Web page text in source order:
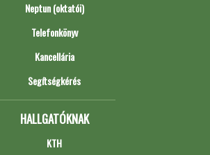
Neptun (oktatói)
Telefonkönyv
Kancellária
Segítségkérés
HALLGATÓKNAK
KTH